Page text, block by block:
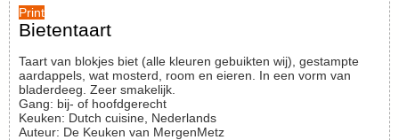
Print
Bietentaart
Taart van blokjes biet (alle kleuren gebuikten wij), gestampte
aardappels, wat mosterd, room en eieren. In een vorm van
bladerdeeg. Zeer smakelijk.
Gang: bij- of hoofdgerecht
Keuken: Dutch cuisine, Nederlands
Auteur: De Keuken van MergenMetz